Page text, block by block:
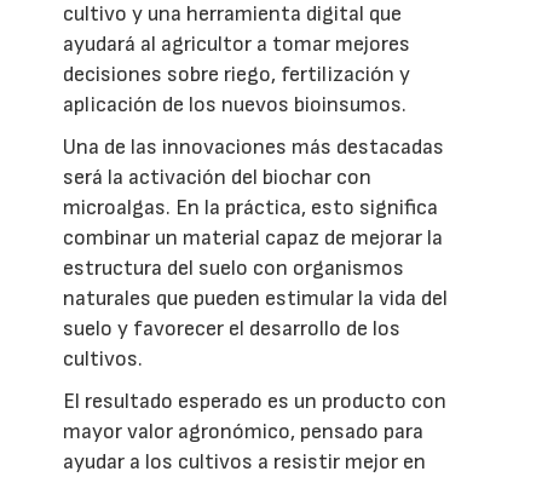
cultivo y una herramienta digital que
ayudará al agricultor a tomar mejores
decisiones sobre riego, fertilización y
aplicación de los nuevos bioinsumos.
Una de las innovaciones más destacadas
será la activación del biochar con
microalgas. En la práctica, esto significa
combinar un material capaz de mejorar la
estructura del suelo con organismos
naturales que pueden estimular la vida del
suelo y favorecer el desarrollo de los
cultivos.
El resultado esperado es un producto con
mayor valor agronómico, pensado para
ayudar a los cultivos a resistir mejor en